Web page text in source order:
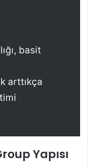
basit
arttıkça
Yapısı